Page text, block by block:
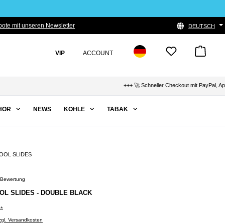
mit unseren Newsletter DEUTSCH
VIP ACCOUNT
+++ 🚀 Schneller Checkout mit PayPal, Apple
NEWS KOHLE TABAK
SLIDES
SLIDES - DOUBLE BLACK
Versandkosten